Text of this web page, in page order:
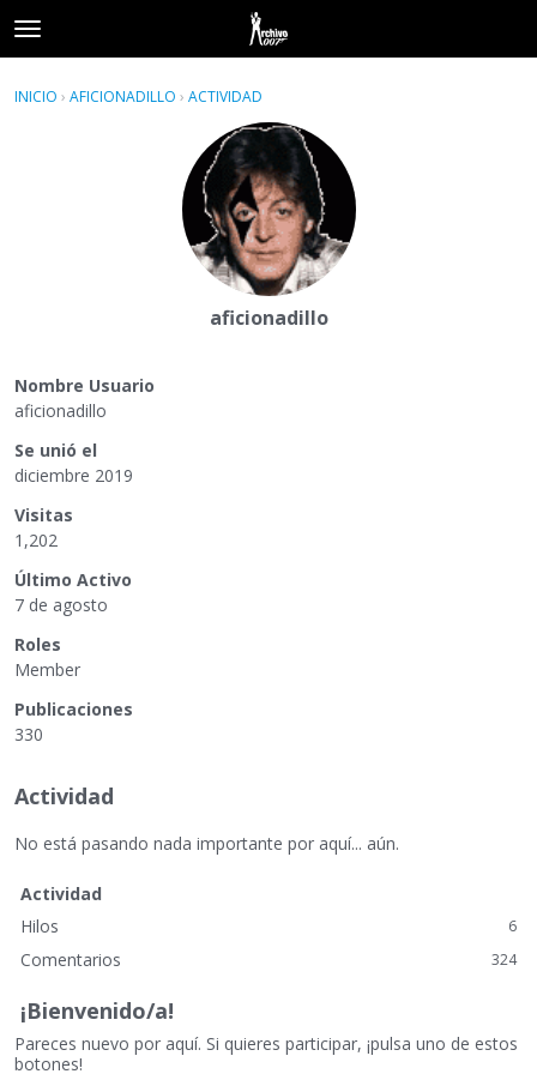
t
o
gAcceder · Registrarse
INICIO › AFICIONADILLO › ACTIVIDAD
aficionadillo
Nombre Usuario
aficionadillo
Se unió el
diciembre 2019
Visitas
1,202
Último Activo
7 de agosto
Roles
Member
Publicaciones
330
Actividad
No está pasando nada importante por aquí... aún.
Actividad
Hilos
6
Comentarios 324
¡Bienvenido/a!
Pareces nuevo por aquí. Si quieres participar, ¡pulsa uno de estos
botones!